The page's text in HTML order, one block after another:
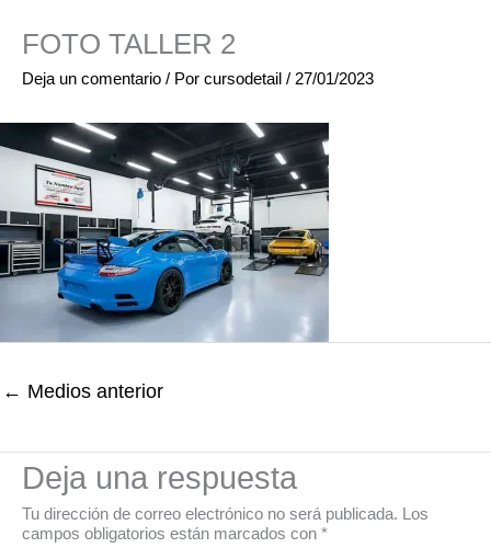
FOTO TALLER 2
Deja un comentario / Por cursodetail / 27/01/2023
← Medios anterior
Deja una respuesta
Tu dirección de correo electrónico no será publicada. Los
campos obligatorios están marcados con *